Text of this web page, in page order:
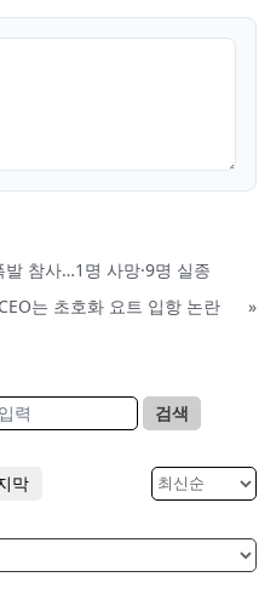
참사…1명 사망·9명 실종
는 초호화 요트 입항 논란
»
검색
막